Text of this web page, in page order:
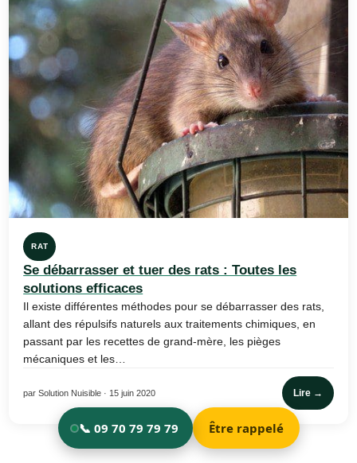
RAT
Se débarrasser et tuer des rats : Toutes les
solutions efficaces
Il existe différentes méthodes pour se débarrasser des rats,
allant des répulsifs naturels aux traitements chimiques, en
passant par les recettes de grand-mère, les pièges
mécaniques et les…
par Solution Nuisible · 15 juin 2020 Lire →